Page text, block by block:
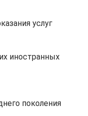
услуг
иностранных
поколения